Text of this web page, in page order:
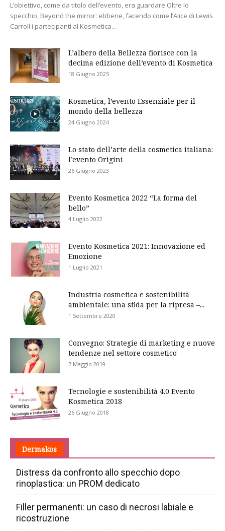
L’obiettivo, come da titolo dell’evento, era guardare Oltre lo
specchio, Beyond the mirror: ebbene, facendo come l’Alice di Lewis
Carroll i partecipanti al Kosmetica...
L’albero della Bellezza fiorisce con la
decima edizione dell’evento di Kosmetica
18 Giugno 2025
Kosmetica, l’evento Essenziale per il
mondo della bellezza
24 Giugno 2024
Lo stato dell’arte della cosmetica italiana:
l’evento Origini
26 Giugno 2023
Evento Kosmetica 2022 “La forma del
bello”
4 Luglio 2022
Evento Kosmetica 2021: Innovazione ed
Emozione
1 Luglio 2021
Industria cosmetica e sostenibilità
ambientale: una sfida per la ripresa –...
1 Settembre 2020
Convegno: Strategie di marketing e nuove
tendenze nel settore cosmetico
7 Maggio 2019
Tecnologie e sostenibilità 4.0 Evento
Kosmetica 2018
26 Giugno 2018
Dermakos
Distress da confronto allo specchio dopo
rinoplastica: un PROM dedicato
Filler permanenti: un caso di necrosi labiale e
ricostruzione